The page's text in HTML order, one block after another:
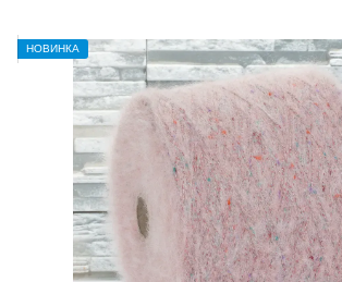
НОВИНКА